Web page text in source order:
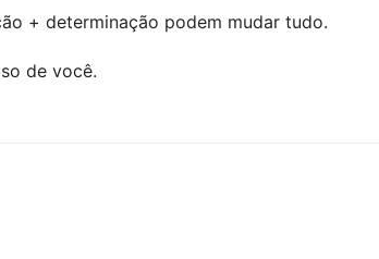
+ determinação podem mudar tudo.
de você.